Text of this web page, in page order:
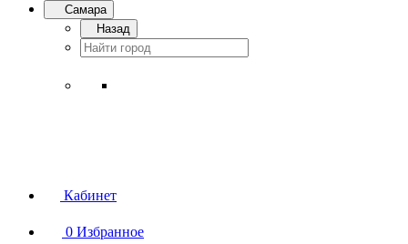
Самара
Назад
Кабинет
0 Избранное